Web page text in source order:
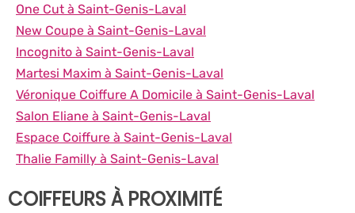
One Cut à Saint-Genis-Laval
New Coupe à Saint-Genis-Laval
Incognito à Saint-Genis-Laval
Martesi Maxim à Saint-Genis-Laval
Véronique Coiffure A Domicile à Saint-Genis-Laval
Salon Eliane à Saint-Genis-Laval
Espace Coiffure à Saint-Genis-Laval
Thalie Familly à Saint-Genis-Laval
COIFFEURS À PROXIMITÉ